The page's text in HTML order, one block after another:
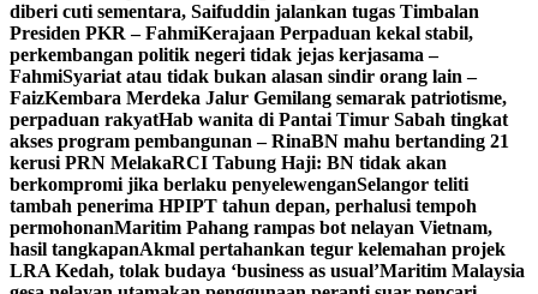
diberi cuti sementara, Saifuddin jalankan tugas Timbalan
Presiden PKR – FahmiKerajaan Perpaduan kekal stabil,
perkembangan politik negeri tidak jejas kerjasama –
FahmiSyariat atau tidak bukan alasan sindir orang lain –
FaizKembara Merdeka Jalur Gemilang semarak patriotisme,
perpaduan rakyatHab wanita di Pantai Timur Sabah tingkat
akses program pembangunan – RinaBN mahu bertanding 21
kerusi PRN MelakaRCI Tabung Haji: BN tidak akan
berkompromi jika berlaku penyelewenganSelangor teliti
tambah penerima HPIPT tahun depan, perhalusi tempoh
permohonanMaritim Pahang rampas bot nelayan Vietnam,
hasil tangkapanAkmal pertahankan tegur kelemahan projek
LRA Kedah, tolak budaya ‘business as usual’Maritim Malaysia